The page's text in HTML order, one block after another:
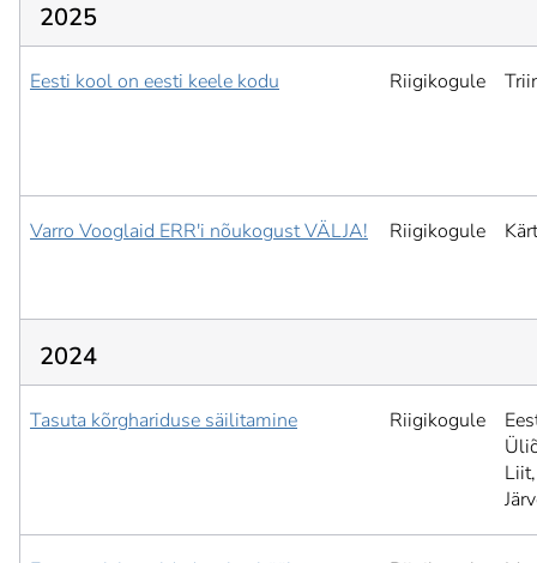
2025
Eesti kool on eesti keele kodu Riigikogule
Varro Vooglaid ERR'i nõukogust VÄLJA! Riigikogule
2024
Tasuta kõrghariduse säilitamine Riigikogule
Liit,